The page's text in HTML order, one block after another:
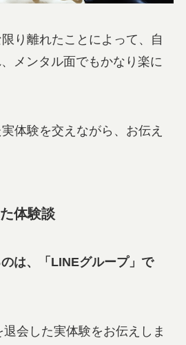
り離れたことによって、自
メンタル面でもかなり楽に
体験を交えながら、お伝え
体験談
は、「LINEグループ」で
会した実体験をお伝えしま